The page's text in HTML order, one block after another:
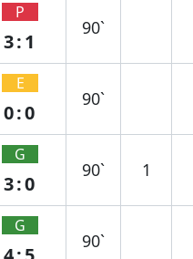
P
3:1
90`
E
0:0
90`
G
3:0
90` 1
G
90`